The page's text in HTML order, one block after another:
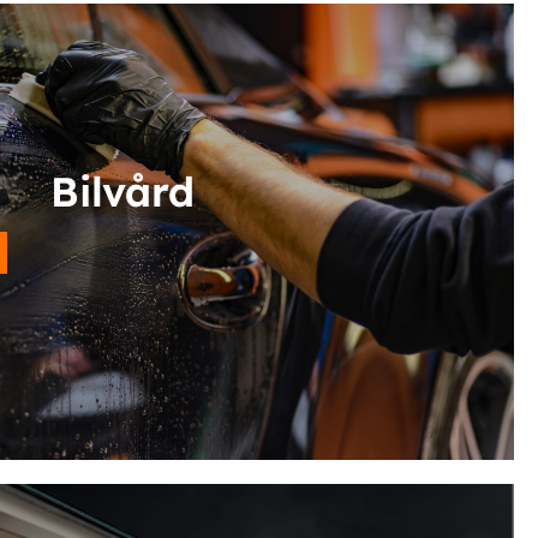
Bilvård